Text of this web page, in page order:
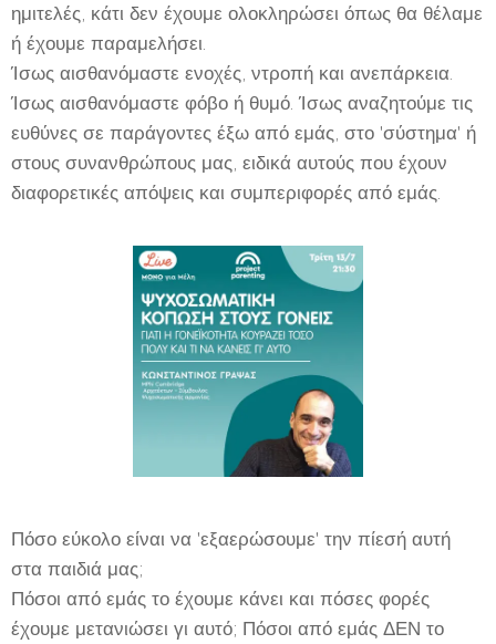
ημιτελές, κάτι δεν έχουμε ολοκληρώσει όπως θα θέλαμε
ή έχουμε παραμελήσει.
Ίσως αισθανόμαστε ενοχές, ντροπή και ανεπάρκεια.
Ίσως αισθανόμαστε φόβο ή θυμό. Ίσως αναζητούμε τις
ευθύνες σε παράγοντες έξω από εμάς, στο 'σύστημα' ή
στους συνανθρώπους μας, ειδικά αυτούς που έχουν
διαφορετικές απόψεις και συμπεριφορές από εμάς.
Πόσο εύκολο είναι να 'εξαερώσουμε' την πίεσή αυτή
στα παιδιά μας;
Πόσοι από εμάς το έχουμε κάνει και πόσες φορές
έχουμε μετανιώσει γι αυτό; Πόσοι από εμάς ΔΕΝ το